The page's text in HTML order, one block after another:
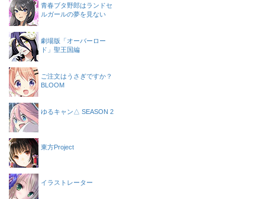
青春ブタ野郎はランドセ
ルガールの夢を見ない
劇場版「オーバーロー
ド」聖王国編
ご注文はうさぎですか？
BLOOM
ゆるキャン△ SEASON 2
東方Project
イラストレーター